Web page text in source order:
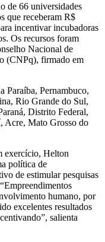
de 66 universidades
que receberam R$
incentivar incubadoras
Os recursos foram
Nacional de
(CNPq), firmado em
Paraíba, Pernambuco,
Rio Grande do Sul,
Distrito Federal,
Acre, Mato Grosso do
exercício, Helton
política de
de estimular pesquisas
humano, por
excelentes resultados
salienta